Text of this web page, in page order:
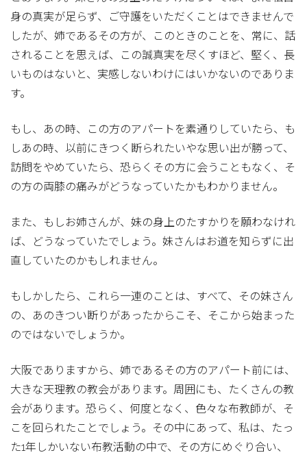
身の真実が足らず、ご守護をいただくことはできませんで
したが、姉であるその方が、このときのことを、常に、話
されることを思えば、この誠真実を尽くすほど、堅く、長
いものはないと、実感しないわけにはいかないのでありま
す。
もし、あの時、この方のアパートを素通りしていたら、も
しあの時、以前にきつく断られたいやな思い出が勝って、
訪問をやめていたら、恐らくその方に会うこともなく、そ
の方の両膝の痛みがどうなっていたかもわかりません。
また、もしお姉さんが、妹の身上のたすかりを願わなけれ
ば、どうなっていたでしょう。妹さんはお道を知らずに出
直していたのかもしれません。
もしかしたら、これら一連のことは、すべて、その妹さん
の、あのきつい断りがあったからこそ、そこから始まった
のではないでしょうか。
大阪でありますから、姉であるその方のアパート前には、
大きな天理教の教会があります。周囲にも、たくさんの教
会があります。恐らく、何度となく、色々な布教師が、そ
こを回られたことでしょう。その中にあって、私は、たっ
た1年しかいない布教活動の中で、その方にめぐり合い、